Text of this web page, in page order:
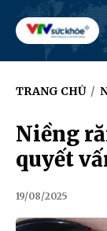
TRANG CHỦ /
Niềng
quyết
19/08/2025